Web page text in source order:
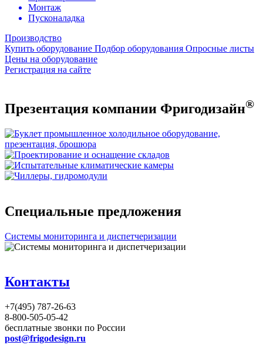
Монтаж
Пусконаладка
Производство
Купить оборудование Подбор оборудования Опросные листы
Цены на оборудование
Регистрация на сайте
Презентация компании Фригодизайн®
Специальные предложения
Системы мониторинга и диспетчеризации
Контакты
+7(495) 787-26-63
8-800-505-05-42
бесплатные звонки по России
post@frigodesign.ru